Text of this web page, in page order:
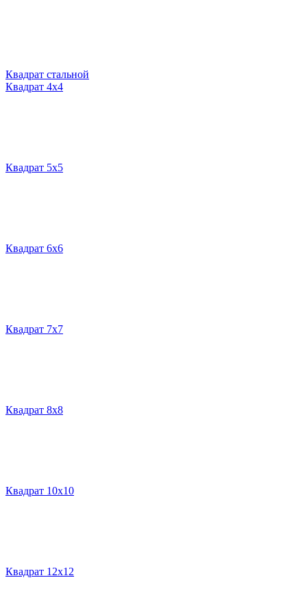
Квадрат стальной
Квадрат 4х4
Квадрат 5х5
Квадрат 6х6
Квадрат 7х7
Квадрат 8х8
Квадрат 10х10
Квадрат 12х12